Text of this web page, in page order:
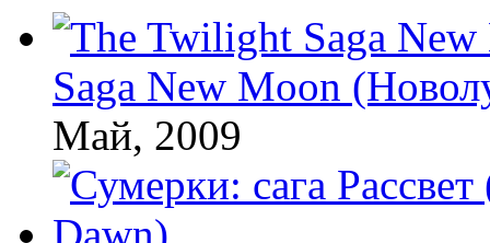
Saga New Moon
Май, 2009